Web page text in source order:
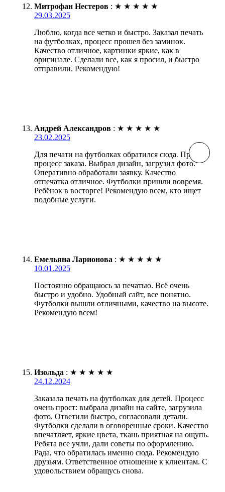
Митрофан Нестеров : ★ ★ ★ ★ ★
29.03.2025
Люблю, когда все четко и быстро. Заказал печать
на футболках, процесс прошел без заминок.
Качество отличное, картинки яркие, как в
оригинале. Сделали все, как я просил, и быстро
отправили. Рекомендую!
Андрей Александров : ★ ★ ★ ★ ★
23.02.2025
Для печати на футболках обратился сюда. Простой
процесс заказа. Выбрал дизайн, загрузил фото.
Оперативно обработали заявку. Качество
отпечатка отличное. Футболки пришли вовремя.
Ребёнок в восторге! Рекомендую всем, кто ищет
подобные услуги.
Емельяна Ларионова : ★ ★ ★ ★ ★
10.01.2025
Постоянно обращаюсь за печатью. Всё очень
быстро и удобно. Удобный сайт, все понятно.
Футболки вышли отличными, качество на высоте.
Рекомендую всем!
Изольда : ★ ★ ★ ★ ★
24.12.2024
Заказала печать на футболках для детей. Процесс
очень прост: выбрала дизайн на сайте, загрузила
фото. Ответили быстро, согласовали детали.
Футболки сделали в оговоренные сроки. Качество
впечатляет, яркие цвета, ткань приятная на ощупь.
Ребята все учли, дали советы по оформлению.
Рада, что обратилась именно сюда. Рекомендую
друзьям. Ответственное отношение к клиентам. С
удовольствием обращусь снова.